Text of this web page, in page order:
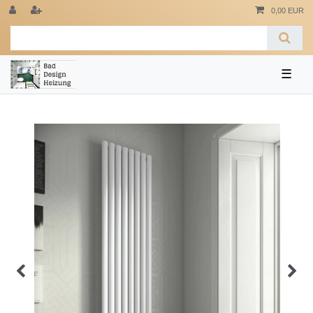
0,00 EUR
☰